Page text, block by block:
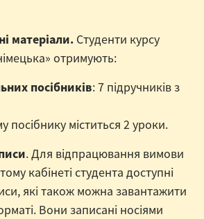
матеріали. Студенти курсу
отримують:
посібників: 7 підручників з
посібнику міститься 2 уроки.
. Для відпрацювання вимови
кабінеті студента доступні
які також можна завантажити
Вони записані носіями